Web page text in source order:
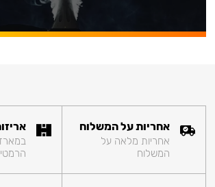
אחריות על המשלוח
אחריות מלאה על
המשלוח
במארז
הרמטי